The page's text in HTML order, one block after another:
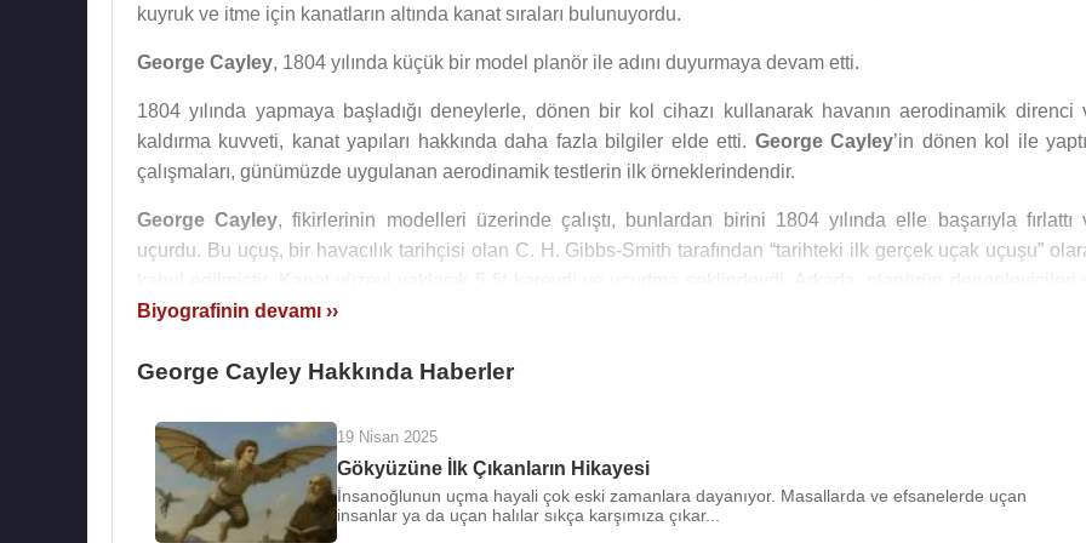
kuyruk ve itme için kanatların altında kanat sıraları bulunuyordu.
George Cayley, 1804 yılında küçük bir model planör ile adını duyurmaya devam etti.
1804 yılında yapmaya başladığı deneylerle, dönen bir kol cihazı kullanarak havanın aerodinamik direnci
kaldırma kuvveti, kanat yapıları hakkında daha fazla bilgiler elde etti. George Cayley’in dönen kol ile
çalışmaları, günümüzde uygulanan aerodinamik testlerin ilk örneklerindendir.
George Cayley, fikirlerinin modelleri üzerinde çalıştı, bunlardan birini 1804 yılında elle başarıyla fırlattı
uçurdu. Bu uçuş, bir havacılık tarihçisi olan C. H. Gibbs-Smith tarafından “tarihteki ilk gerçek uçak uçuşu”
dikey bir yüzgeci olan ayarlanabilir bir kuyruğu vardı.
George Cayleybir kanat profili tasarlayan ilk kişi olup, insanlı uçuş tarihine katkısı çok büyüktür.
sabit kanatlı makinelerin uçabileceği fikrini ortaya çıkardı. Daha 1799 gibi erken bir tarihte, kaldırmanın
dengelemesi ve itme kuvvetinin en aza indirilmesi, gereken sürtünmeyi yenmesi gerektiği için havadan ağır
temel prensibini kavramıştı.
Biyografinin devamı ››
George Cayley Hakkında Haberler
19 Nisan 2025
Gökyüzüne İlk Çıkanların Hikayesi
İnsanoğlunun uçma hayali çok eski zamanlara dayanıyor. Masallarda ve efsanelerde uçan
insanlar ya da uçan halılar sıkça karşımıza çıkar...